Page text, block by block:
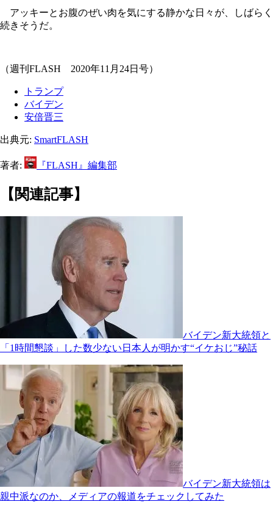
アッキーとお腹のぜい肉を気にする静かな日々が、しばらく
続きそうだ。
（週刊FLASH 2020年11月24日号）
トランプ
バイデン
安倍晋三
出典元: SmartFLASH
著者: 『FLASH』編集部
【関連記事】
バイデン新大統領と
「1時間懇談」した数少ない日本人が明かす“イケおじ”秘話
バイデン新大統領は
親中派なのか、メディアの報道をチェックしてみた